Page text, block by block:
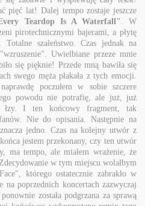
pięć lat! Dalej tempo zostaje jeszcze
Teardop Is A Waterfall"
. W
pirotechnicznymi bajerami, a płytę
szaleństwo. Czas jednak na
Uwielbiane przeze mnie
się pięknie! Przede mną bawiła się
swego męża płakała z tych emocji.
poczułem w sobie szczere
powodu nie potrafię, ale już, już
łzy. I ten końcowy fragment, tak
Nie do opisania. Następnie na
jedno. Czas na kolejny utwór z
końca jestem przekonany, czy ten utwór
ma tempo, ale miałem wrażenie, że
w tym miejscu wolałbym
którego ostatecznie zabrakło w
poprzednich koncertach zazwyczaj
została podgrzana za sprawą